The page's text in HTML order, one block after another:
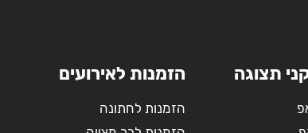
תצוגה הזמנות לאירועים
הזמנות לחתונה